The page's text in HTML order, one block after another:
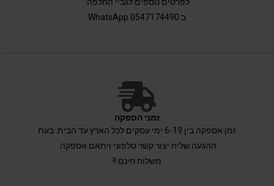
ב 0547174490 WhatsApp
זמני הספקה
זמן אספקה בין 6-19 ימי עסקים לכל הארץ עד הבית. בעת
ההגעה שליח יצור קשר טלפוני ויתאם אספקה.
משלוח חינם !!